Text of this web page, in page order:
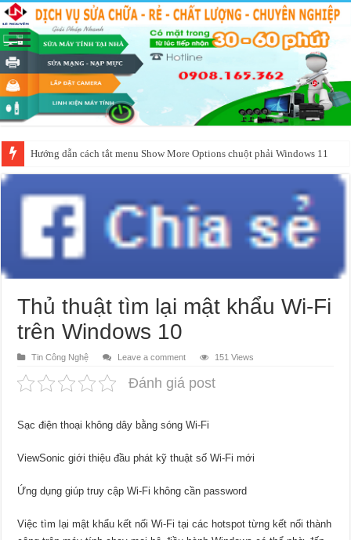
Hướng dẫn cách tắt menu Show More Options chuột phải Windows 11
Thủ thuật tìm lại mật khẩu Wi-Fi
trên Windows 10
Tin Công Nghệ Leave a comment 151 Views
Đánh giá post
Sạc điện thoại không dây bằng sóng Wi-Fi
ViewSonic giới thiệu đầu phát kỹ thuật số Wi-Fi mới
Ứng dụng giúp truy cập Wi-Fi không cần password
Việc tìm lại mật khẩu kết nối Wi-Fi tại các hotspot từng kết nối thành